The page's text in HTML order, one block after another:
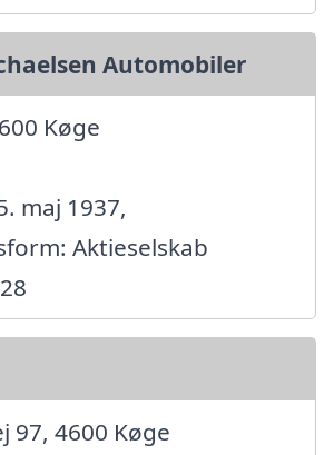
Automobiler
Køge
maj 1937,
Aktieselskab
97, 4600 Køge